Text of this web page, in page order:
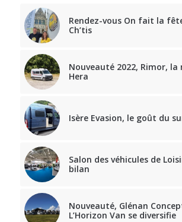
Rendez-vous On fait la
Ch’tis
Nouveauté 2022, Rimor, la
Hera
Isère Evasion, le goût du
Salon des véhicules de
bilan
Nouveauté, Glénan
L’Horizon Van se diversifie